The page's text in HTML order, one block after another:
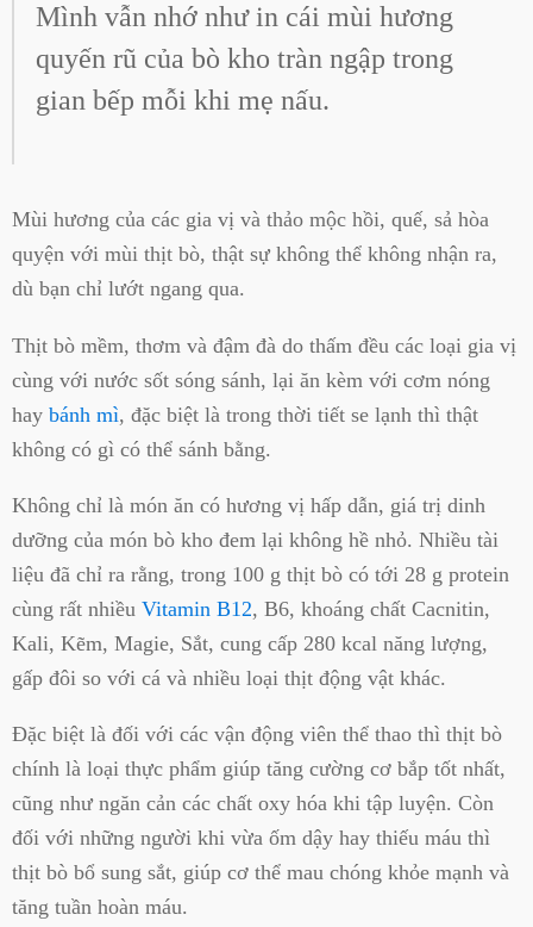
Mình vẫn nhớ như in cái mùi hương
quyến rũ của bò kho tràn ngập trong
gian bếp mỗi khi mẹ nấu.
Mùi hương của các gia vị và thảo mộc hồi, quế, sả hòa
quyện với mùi thịt bò, thật sự không thể không nhận ra,
dù bạn chỉ lướt ngang qua.
Thịt bò mềm, thơm và đậm đà do thấm đều các loại gia vị
cùng với nước sốt sóng sánh, lại ăn kèm với cơm nóng
hay bánh mì, đặc biệt là trong thời tiết se lạnh thì thật
không có gì có thể sánh bằng.
Không chỉ là món ăn có hương vị hấp dẫn, giá trị dinh
dưỡng của món bò kho đem lại không hề nhỏ. Nhiều tài
liệu đã chỉ ra rằng, trong 100 g thịt bò có tới 28 g protein
cùng rất nhiều Vitamin B12, B6, khoáng chất Cacnitin,
Kali, Kẽm, Magie, Sắt, cung cấp 280 kcal năng lượng,
gấp đôi so với cá và nhiều loại thịt động vật khác.
Đặc biệt là đối với các vận động viên thể thao thì thịt bò
chính là loại thực phẩm giúp tăng cường cơ bắp tốt nhất,
cũng như ngăn cản các chất oxy hóa khi tập luyện. Còn
đối với những người khi vừa ốm dậy hay thiếu máu thì
thịt bò bổ sung sắt, giúp cơ thể mau chóng khỏe mạnh và
tăng tuần hoàn máu.